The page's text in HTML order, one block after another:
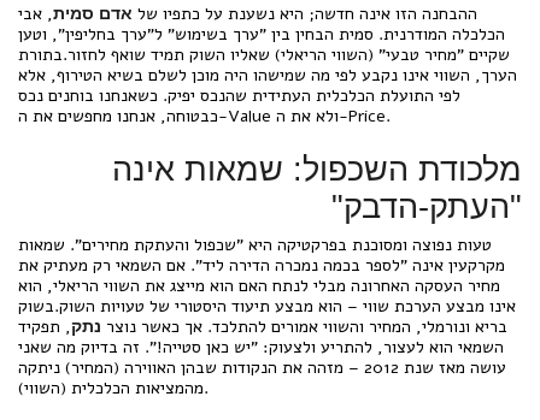
ההבחנה הזו אינה חדשה; היא נשענת על כתפיו של אדם סמית, אבי
הכלכלה המודרנית. סמית הבחין בין "ערך בשימוש" ל"ערך בחליפין", וטען
שקיים "מחיר טבעי" (השווי הריאלי) שאליו השוק תמיד שואף לחזור.בתורת
הערך, השווי אינו נקבע לפי מה שמישהו היה מוכן לשלם בשיא הטירוף, אלא
לפי התועלת הכלכלית העתידית שהנכס יפיק. כשאנחנו בוחנים נכס
כבטוחה, אנחנו מחפשים את ה-Value ולא את ה-Price.
מלכודת השכפול: שמאות אינה
"העתק-הדבק"
טעות נפוצה ומסוכנת בפרקטיקה היא "שכפול והעתקת מחירים". שמאות
מקרקעין אינה "לספר בכמה נמכרה הדירה ליד". אם השמאי רק מעתיק את
מחיר העסקה האחרונה מבלי לנתח האם הוא מייצג את השווי הריאלי, הוא
אינו מבצע הערכת שווי – הוא מבצע תיעוד היסטורי של טעויות השוק.בשוק
בריא ונורמלי, המחיר והשווי אמורים להתלכד. אך כאשר נוצר נתק, תפקיד
השמאי הוא לעצור, להתריע ולצעוק: "יש כאן סטייה!". זה בדיוק מה שאני
עושה מאז שנת 2012 – מזהה את הנקודות שבהן האווירה (המחיר) ניתקה
מהמציאות הכלכלית (השווי).